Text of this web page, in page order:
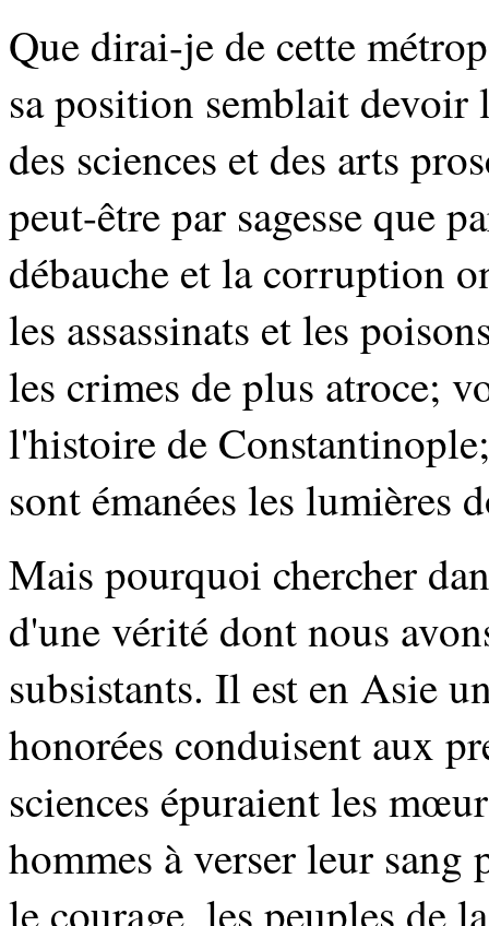
Que dirai-je de cette
sa position semblait devoir
des sciences et des arts
peut-être par sagesse que
débauche et la corruption
les assassinats et les
les crimes de plus atroce;
l'histoire de
sont émanées les lumières
Mais pourquoi chercher
d'une vérité dont nous
subsistants. Il est en Asie
honorées conduisent aux
sciences épuraient les
hommes à verser leur
le courage, les peuples de